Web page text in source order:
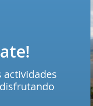
actividades